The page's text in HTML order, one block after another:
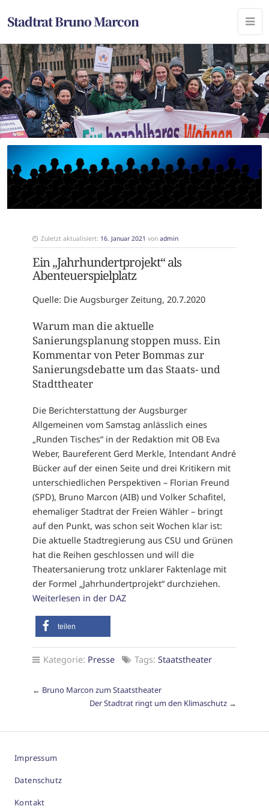
Stadtrat Bruno Marcon
Zuletzt aktualisiert: 16. Januar 2021 von admin
Ein „Jahrhundertprojekt“ als
Abenteuerspielplatz
Quelle: Die Augsburger Zeitung, 20.7.2020
Warum man die aktuelle
Sanierungsplanung stoppen muss. Ein
Kommentar von Peter Bommas zur
Sanierungsdebatte um das Staats- und
Stadttheater
Die Berichterstattung der Augsburger
Allgemeinen vom Samstag anlässlich eines
„Runden Tisches“ in der Redaktion mit OB Eva
Weber, Baureferent Gerd Merkle, Intendant André
Bücker auf der einen Seite und drei Kritikern mit
unterschiedlichen Perspektiven – Florian Freund
(SPD), Bruno Marcon (AIB) und Volker Schafitel,
ehemaliger Stadtrat der Freien Wähler – bringt
auf den Punkt, was schon seit Wochen klar ist:
Die aktuelle Stadtregierung aus CSU und Grünen
hat die Reihen geschlossen und will die
Theatersanierung trotz unklarer Faktenlage mit
der Formel „Jahrhundertprojekt“ durchziehen.
Weiterlesen in der DAZ
teilen
Kategorie: Presse Tags: Staatstheater
← Bruno Marcon zum Staatstheater
Der Stadtrat ringt um den Klimaschutz →
Impressum
Datenschutz
Kontakt